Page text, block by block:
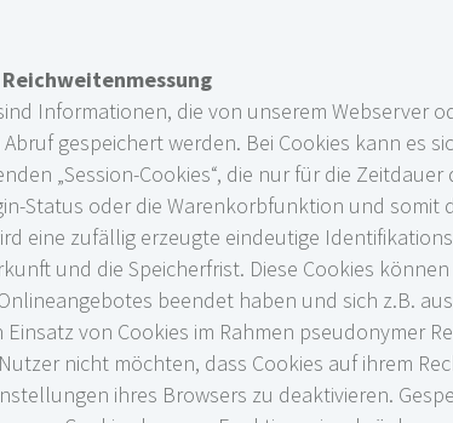
Informationen, die von unserem Webserver
gespeichert werden. Bei Cookies kann es
„Session-Cookies“, die nur für die
Status oder die Warenkorbfunktion und
eine zufällig erzeugte eindeutige
und die Speicherfrist. Diese Cookies
beendet haben und sich z.B.
Einsatz von Cookies im Rahmen pseudonymer
nicht möchten, dass Cookies auf ihrem
ihres Browsers zu deaktivieren.